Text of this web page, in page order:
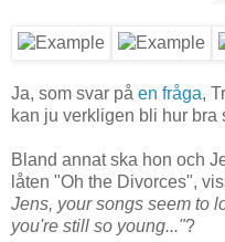
Ja, som svar på en fråga,
kan ju verkligen bli hur bra
Bland annat ska hon och
låten "Oh the Divorces",
Jens, your songs seem to
you're still so young..."?